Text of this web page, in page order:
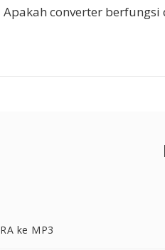
Apakah converter
RA ke MP3